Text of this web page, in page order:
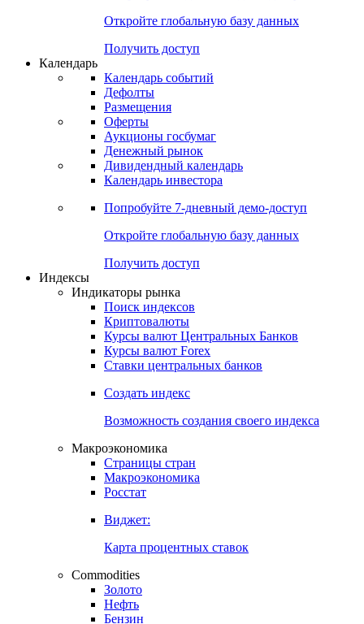
Корпоративные CDS
Попробуйте7-дневный
Откройте глобальную базу данных
Получить доступ
Календарь
Календарь событий
Дефолты
Размещения
Оферты
Денежный рынок
Календарь инвестора
Попробуйте7-дневный
Откройте глобальную базу данных
Получить доступ
Индикаторы рынка
Поиск индексов
Курсы валют Центральных Банков
Ставки центральных банков
Создать индекс
Возможность создания своего индекса
Страницы стран
Росстат
Виджет:
Карта процентных ставок